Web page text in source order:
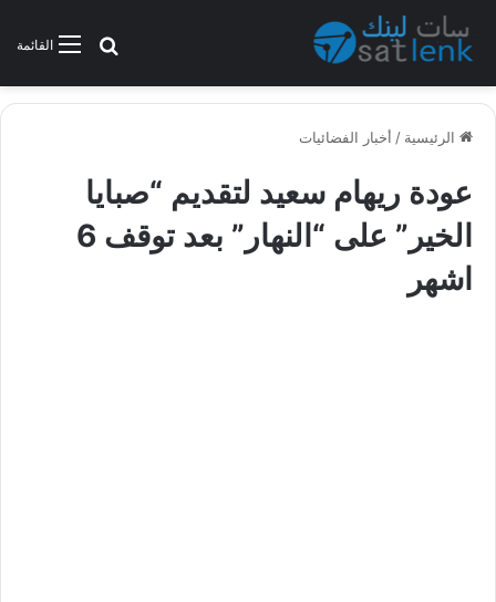
القائمةبحث عن
الرئيسية / أخبار الفضائيات
عودة ريهام سعيد لتقديم “صبايا
الخير” على “النهار” بعد توقف 6
اشهر